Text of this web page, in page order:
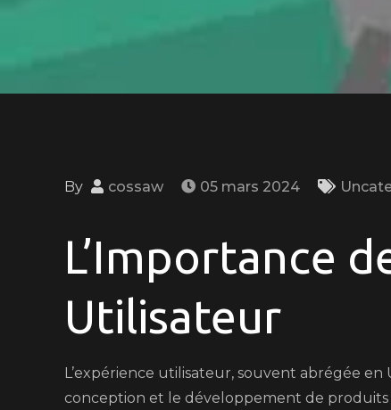
By cossaw 05 mars 2024
L’Importance
Utilisateur
L’expérience utilisateur, souvent abrégée
conception et le développement de